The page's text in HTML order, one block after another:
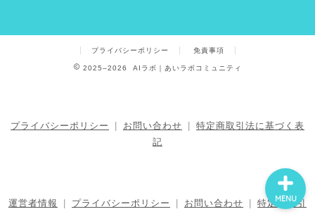
プライバシーポリシー 免責事項
2025–2026 AIラボ｜あいラボコミュニティ
MENU
プライバシーポリシー | お問い合わせ |
特定商取引法に基づく表
記
運営者情報 | プライバシーポリシー | お問い合わせ |
特定商取引